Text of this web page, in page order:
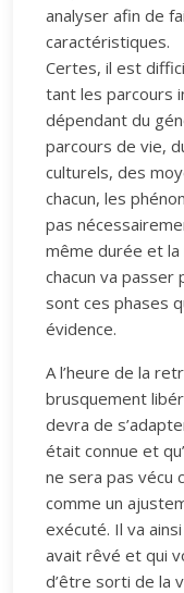
analyser afin de
caractéristiques.
Certes, il est
tant les parcours
dépendant du
parcours de vie,
culturels, des
chacun, les
pas
même durée et la
chacun va passer
sont ces phases
évidence.
A l’heure de la
brusquement
devra de
était connue et
ne sera pas vécu
comme un
exécuté. Il va
avait rêvé et qui
d’être sorti de la